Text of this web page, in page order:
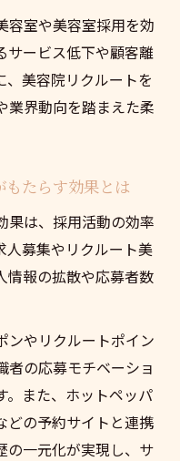
現する方法とは
した収益モデルの
で注目すべきポイ
院経営の利益を最
る安定した売上構
を叶える具体策を
ート活用が鍵
安定経営を実現す
クルートが不可欠
容室や美容室採用を効
サービス低下や顧客離
、美容院リクルートを
業界動向を踏まえた柔
もたらす効果とは
果は、採用活動の効率
人募集やリクルート美
情報の拡散や応募者数
ンやリクルートポイン
者の応募モチベーショ
。また、ホットペッパ
どの予約サイトと連携
の一元化が実現し、サ